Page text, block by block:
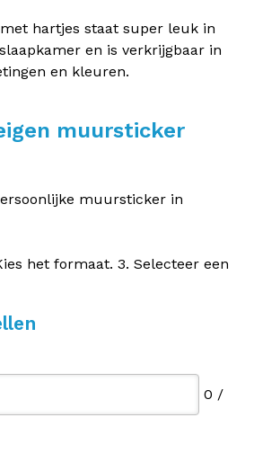
hartjes staat super leuk in
en is verkrijgbaar in
en kleuren.
muursticker
muursticker in
het formaat. 3. Selecteer een
0 /